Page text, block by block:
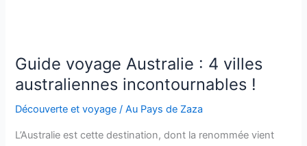
Guide voyage Australie : 4 villes
australiennes incontournables !
Découverte et voyage /Au Pays de Zaza
L’Australie est cette destination, dont la renommée vient